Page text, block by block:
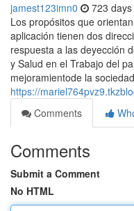
jamest123imn0 723
Los propósitos que
aplicación tienen dos
respuesta a las deyección
y Salud en el Trabajo del
mejoramientode la
https://
Comments
Comments
Submit a Comment
No HTML